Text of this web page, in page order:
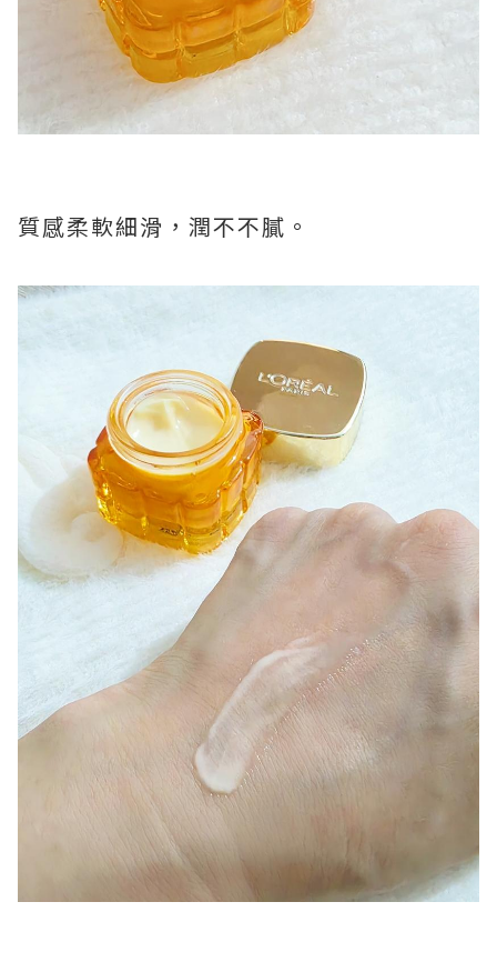
質感柔軟細滑，潤不不膩。